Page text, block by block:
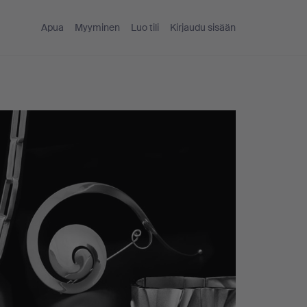
Apua Myyminen Luo tili Kirjaudu sisään